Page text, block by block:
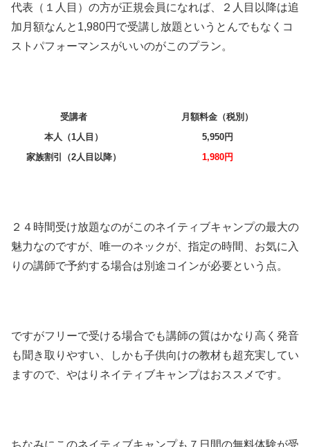
代表（１人目）の方が正規会員になれば、２人目以降は追
加月額なんと1,980円で受講し放題というとんでもなくコ
ストパフォーマンスがいいのがこのプラン。
受講者
月額料金（税別）
本人（1人目）
5,950円
家族割引（2人目以降）
1,980円
２４時間受け放題なのがこのネイティブキャンプの最大の
魅力なのですが、唯一のネックが、指定の時間、お気に入
りの講師で予約する場合は別途コインが必要という点。
ですがフリーで受ける場合でも講師の質はかなり高く発音
も聞き取りやすい、しかも子供向けの教材も超充実してい
ますので、やはりネイティブキャンプはおススメです。
ちなみにこのネイティブキャンプも７日間の無料体験が受